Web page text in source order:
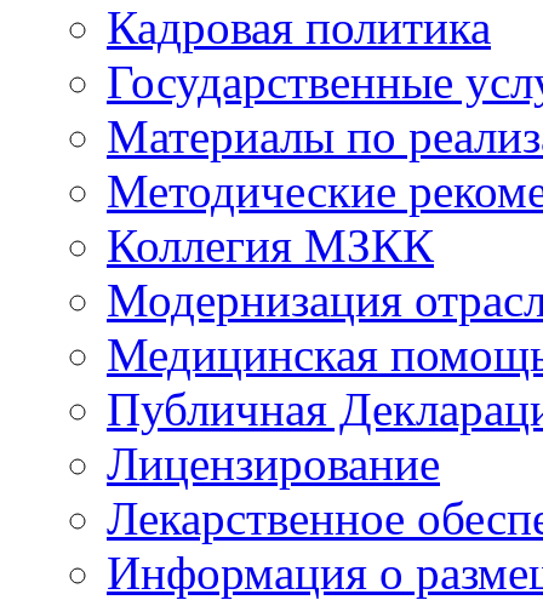
Кадровая политика
Государственные
Материалы по
Методические
Коллегия МЗКК
Модернизация
Медицинская
Публичная
Лицензирование
Лекарственное
Информация о